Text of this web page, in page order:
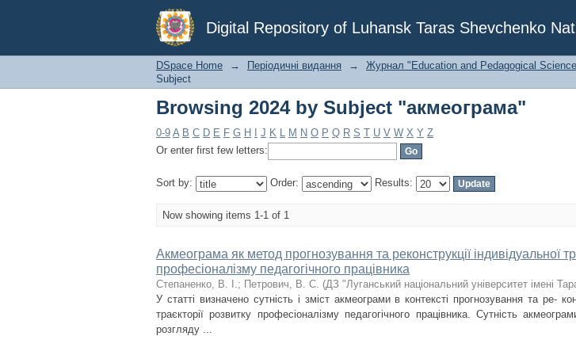
Digital Repository of Luhansk Taras Shevchenko
Browsing 2024 by Subject "акмеограма"
DSpace Home → Періодичні видання → Журнал "Education and Pedagogical
Subject
Browsing 2024 by Subject "акмеограма"
0-9 A B C D E F G H J K L M N O P Q R S T U V W X Y Z
Or enter first few letters:
Sort by: Order: Results:
Now showing items 1-1 of 1
Акмеограма як метод прогнозування та реконструкції індивідуальної
професіоналізму педагогічного працівника
Степаненко, В. І.; Петрович, В. С. (ДЗ "Луганський національний університет імені
У статті визначено сутність і зміст акмеограми в контексті прогнозування та ре-
траєкторії розвитку професіоналізму педагогічного працівника. Сутність
розгляду ...